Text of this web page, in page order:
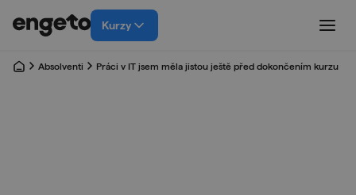
Kurzy
Absolventi Práci v IT jsem měla jistou ještě před dokončením kurzu